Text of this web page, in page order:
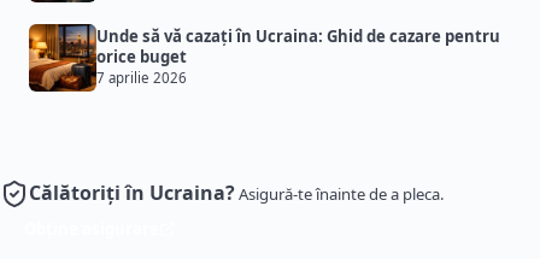
Unde să vă cazați în Ucraina: Ghid de cazare pentru
orice buget
7 aprilie 2026
Călătoriți în Ucraina?Asigură-te înainte de a pleca.